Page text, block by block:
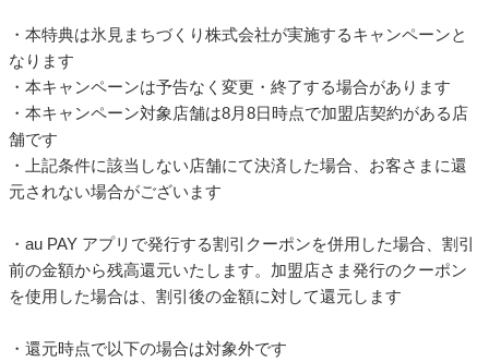
・本特典は氷見まちづくり株式会社が実施するキャンペーンと
なります
・本キャンペーンは予告なく変更・終了する場合があります
・本キャンペーン対象店舗は8月8日時点で加盟店契約がある店
舗です
・上記条件に該当しない店舗にて決済した場合、お客さまに還
元されない場合がございます
・au PAY アプリで発行する割引クーポンを併用した場合、割引
前の金額から残高還元いたします。加盟店さま発行のクーポン
を使用した場合は、割引後の金額に対して還元します
・還元時点で以下の場合は対象外です